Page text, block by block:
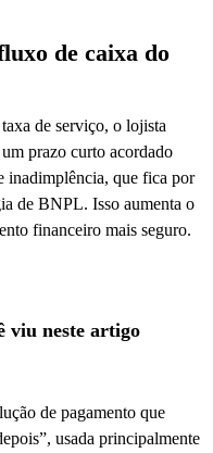
de caixa do
de serviço, o lojista
prazo curto acordado
inadimplência, que fica por
de BNPL. Isso aumenta o
financeiro mais seguro.
viu neste artigo
de pagamento que
usada principalmente